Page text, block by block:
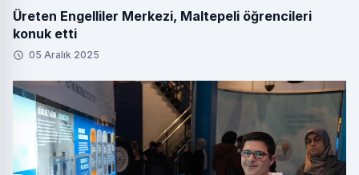
Üreten Engelliler Merkezi, Maltepeli öğrencileri
konuk etti
05 Aralık 2025